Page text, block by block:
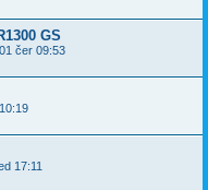
GS
čer 09:53
17:11